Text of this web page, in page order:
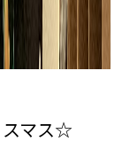
マス☆